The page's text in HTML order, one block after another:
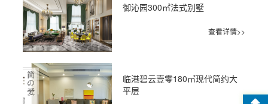
御沁园300㎡法式别墅
查看详情>>
临港碧云壹零180㎡现代简约大
平层